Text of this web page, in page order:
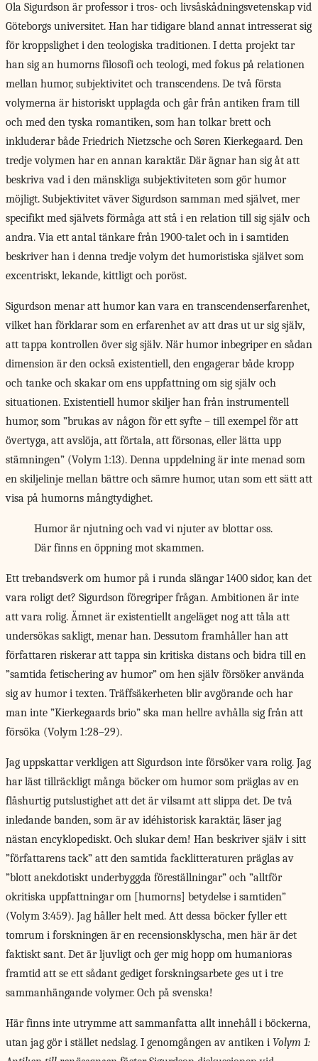
Ola Sigurdson är professor i tros- och livsåskådningsvetenskap vid
Göteborgs universitet. Han har tidigare bland annat intresserat sig
för kroppslighet i den teologiska traditionen. I detta projekt tar
han sig an humorns filosofi och teologi, med fokus på relationen
mellan humor, subjektivitet och transcendens. De två första
volymerna är historiskt upplagda och går från antiken fram till
och med den tyska romantiken, som han tolkar brett och
inkluderar både Friedrich Nietzsche och Søren Kierkegaard. Den
tredje volymen har en annan karaktär. Där ägnar han sig åt att
beskriva vad i den mänskliga subjektiviteten som gör humor
möjligt. Subjektivitet väver Sigurdson samman med självet, mer
specifikt med självets förmåga att stå i en relation till sig själv och
andra. Via ett antal tänkare från 1900-talet och in i samtiden
beskriver han i denna tredje volym det humoristiska självet som
excentriskt, lekande, kittligt och poröst.
Sigurdson menar att humor kan vara en transcendenserfarenhet,
vilket han förklarar som en erfarenhet av att dras ut ur sig själv,
att tappa kontrollen över sig själv. När humor inbegriper en sådan
dimension är den också existentiell, den engagerar både kropp
och tanke och skakar om ens uppfattning om sig själv och
situationen. Existentiell humor skiljer han från instrumentell
humor, som ”brukas av någon för ett syfte – till exempel för att
övertyga, att avslöja, att förtala, att försonas, eller lätta upp
stämningen” (Volym 1:13). Denna uppdelning är inte menad som
en skiljelinje mellan bättre och sämre humor, utan som ett sätt att
visa på humorns mångtydighet.
Humor är njutning och vad vi njuter av blottar oss.
Där finns en öppning mot skammen.
Ett trebandsverk om humor på i runda slängar 1400 sidor, kan det
vara roligt det? Sigurdson föregriper frågan. Ambitionen är inte
att vara rolig. Ämnet är existentiellt angeläget nog att tåla att
undersökas sakligt, menar han. Dessutom framhåller han att
författaren riskerar att tappa sin kritiska distans och bidra till en
”samtida fetischering av humor” om hen själv försöker använda
sig av humor i texten. Träffsäkerheten blir avgörande och har
man inte ”Kierkegaards brio” ska man hellre avhålla sig från att
försöka (Volym 1:28–29).
Jag uppskattar verkligen att Sigurdson inte försöker vara rolig. Jag
har läst tillräckligt många böcker om humor som präglas av en
flåshurtig putslustighet att det är vilsamt att slippa det. De två
inledande banden, som är av idéhistorisk karaktär, läser jag
nästan encyklopediskt. Och slukar dem! Han beskriver själv i sitt
”författarens tack” att den samtida facklitteraturen präglas av
”blott anekdotiskt underbyggda föreställningar” och ”alltför
okritiska uppfattningar om [humorns] betydelse i samtiden”
(Volym 3:459). Jag håller helt med. Att dessa böcker fyller ett
tomrum i forskningen är en recensionsklyscha, men här är det
faktiskt sant. Det är ljuvligt och ger mig hopp om humanioras
framtid att se ett sådant gediget forskningsarbete ges ut i tre
sammanhängande volymer. Och på svenska!
Här finns inte utrymme att sammanfatta allt innehåll i böckerna,
utan jag gör i stället nedslag. I genomgången av antiken i Volym 1: